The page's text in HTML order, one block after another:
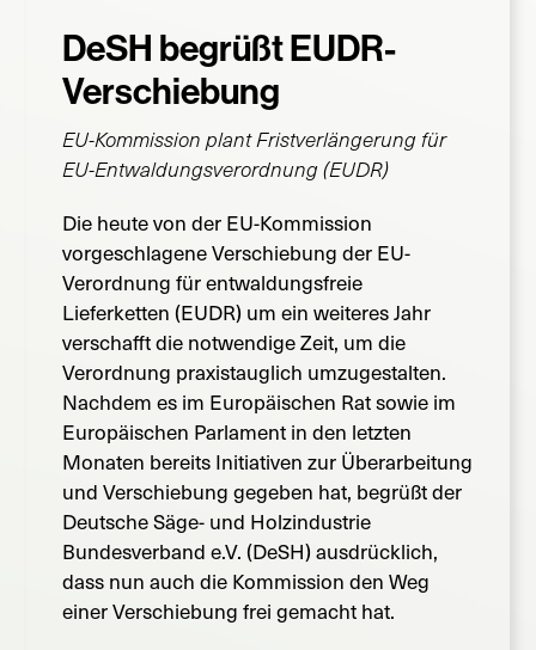
Suche
nach:
DeSH begrüßt EUDR-
Verschiebung
EU-Kommission plant Fristverlängerung für
EU-Entwaldungsverordnung (EUDR)
Die heute von der EU-Kommission
vorgeschlagene Verschiebung der EU-
Verordnung für entwaldungsfreie
Lieferketten (EUDR) um ein weiteres Jahr
verschafft die notwendige Zeit, um die
Verordnung praxistauglich umzugestalten.
Nachdem es im Europäischen Rat sowie im
Europäischen Parlament in den letzten
Monaten bereits Initiativen zur Überarbeitung
und Verschiebung gegeben hat, begrüßt der
Deutsche Säge- und Holzindustrie
Bundesverband e.V. (DeSH) ausdrücklich,
dass nun auch die Kommission den Weg
einer Verschiebung frei gemacht hat.